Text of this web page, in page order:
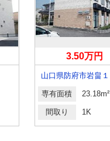
3.50万円
山口県防府市岩畠１
専有面積 23.18m²
間取り 1K